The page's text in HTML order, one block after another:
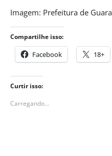
Imagem: Prefeitura de
Compartilhe isso:
Facebook 18+
Curtir isso:
Carregando...